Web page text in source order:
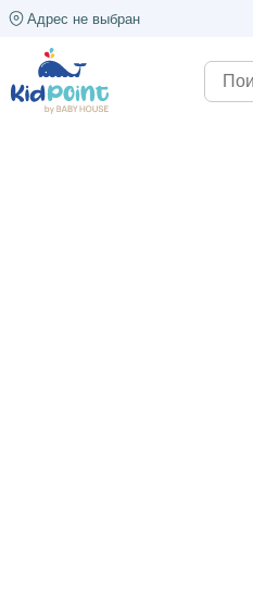
Адрес не выбран